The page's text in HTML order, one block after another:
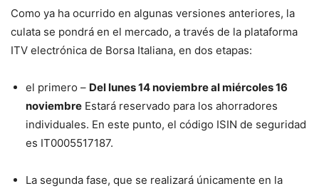
Como ya ha ocurrido en algunas versiones anteriores, la
culata se pondrá en el mercado, a través de la plataforma
ITV electrónica de Borsa Italiana, en dos etapas:
el primero – Del lunes 14 noviembre al miércoles 16
noviembre Estará reservado para los ahorradores
individuales. En este punto, el código ISIN de seguridad
es IT0005517187.
La segunda fase, que se realizará únicamente en la